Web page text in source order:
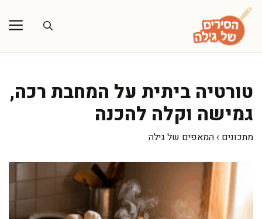
לדלג
לתוכן
טורטיה ביתית על המחבת רכה,
גמישה וקלה להכנה
מתכונים › המאפים של גילה